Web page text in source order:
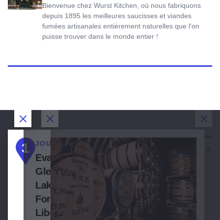
Bienvenue chez Wurst Kitchen, où nous fabriquons
depuis 1895 les meilleures saucisses et viandes
fumées artisanales entièrement naturelles que l'on
puisse trouver dans le monde entier !
Fermer la boîte de dialogue
1 JOUR 1 :
Evanston,
Glencoe,
Lake
Forest,
Libertyville,
Fermer la boîte de dialogue
2 JOUR 2 :
Crystal
Lake,
Woodstock,
Wonder
Lake,
Fermer la boîte de dialogue
3 JOUR 3 :
Aurora,
DeKalb,
Malta et
Rochelle